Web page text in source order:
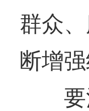
群众
断增
要注